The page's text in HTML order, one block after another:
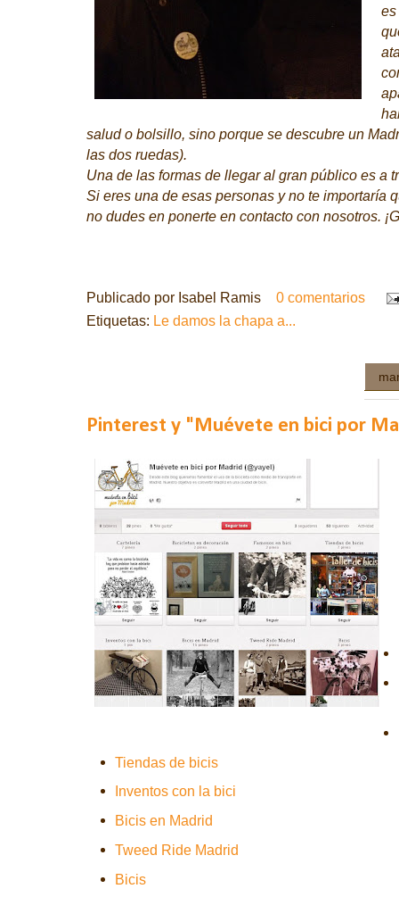
es
salud o bolsillo, sino porque se descubre un
las dos ruedas).
Una de las formas de llegar al gran público es a
Si eres una de esas personas y no te importaría
no dudes en ponerte en contacto con nosotros.
Publicado por Isabel Ramis
0 comentarios
Etiquetas: Le damos la chapa a...
Pinterest y "Muévete en bici por
Tiendas de bicis
Inventos con la bici
Bicis en Madrid
Tweed Ride Madrid
Bicis